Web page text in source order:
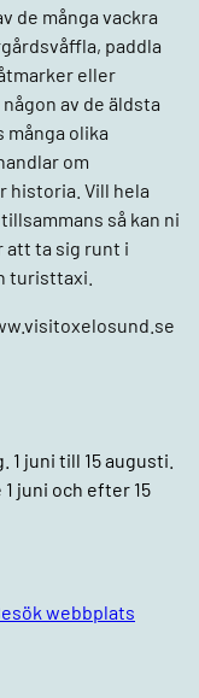
de många vackra
paddla
eller
av de äldsta
många olika
om
historia. Vill hela
så kan ni
att ta sig runt i
turisttaxi.
juni till 15 augusti.
juni och efter 15
webbplats